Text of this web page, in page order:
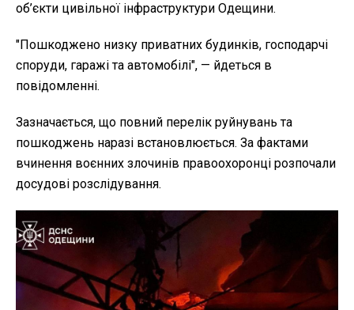
об’єкти цивільної інфраструктури Одещини.
"Пошкоджено низку приватних будинків, господарчі
споруди, гаражі та автомобілі", — йдеться в
повідомленні.
Зазначається, що повний перелік руйнувань та
пошкоджень наразі встановлюється. За фактами
вчинення воєнних злочинів правоохоронці розпочали
досудові розслідування.